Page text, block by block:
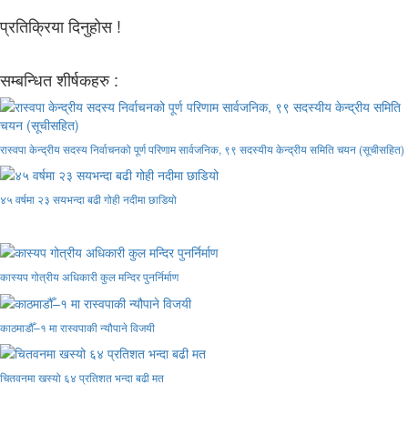
प्रतिक्रिया दिनुहोस !
सम्बन्धित शीर्षकहरु :
रास्वपा केन्द्रीय सदस्य निर्वाचनको पूर्ण परिणाम सार्वजनिक, ९९ सदस्यीय केन्द्रीय समिति चयन (सूचीसहित)
४५ वर्षमा २३ सयभन्दा बढी गोही नदीमा छाडियो
कास्यप गोत्रीय अधिकारी कुल मन्दिर पुनर्निर्माण
काठमाडौँ–१ मा रास्वपाकी न्यौपाने विजयी
चितवनमा खस्यो ६४ प्रतिशत भन्दा बढी मत